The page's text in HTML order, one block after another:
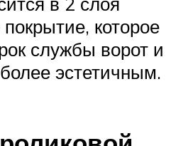
которое
службы ворот и
эстетичным.